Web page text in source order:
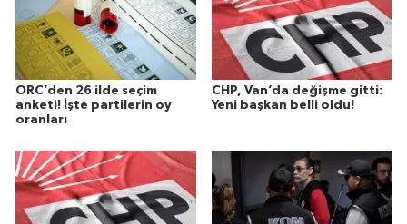
ORC’den 26 ilde seçim
anketi! İşte partilerin oy
oranları
CHP, Van’da değişme gitti:
Yeni başkan belli oldu!